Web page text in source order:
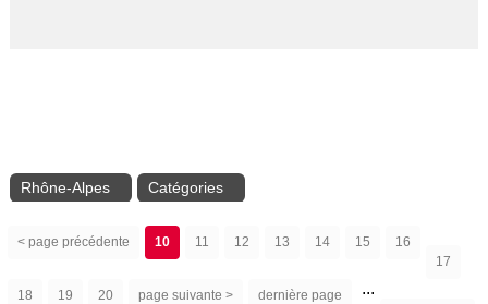
Rhône-Alpes Catégories
< page précédente 10 11 12 13 14 15
16
17
18 19 20 ...
page suivante >
dernière page